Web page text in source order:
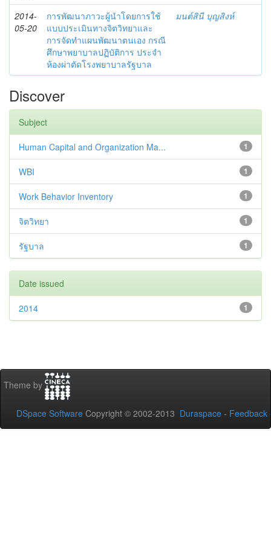
2014-
05-20
การพัฒนาภาวะผู้นำโดยการใช้
แบบประเมินทางจิตวิทยาและ
การจัดทำแผนพัฒนาตนเอง กรณี
ศึกษาพยาบาลปฏิบัติการ ประจำ
ห้องผ่าตัดโรงพยาบาลรัฐบาล
มนต์สินี บุญสิงห์
Discover
Subject
1
Human Capital and Organization Ma...
1
WBI
1
Work Behavior Inventory
1
จิตวิทยา
1
รัฐบาล
Date issued
1
2014
Theme by
DSpace Software Copyright © 2002-2013 Duraspace - Feedback